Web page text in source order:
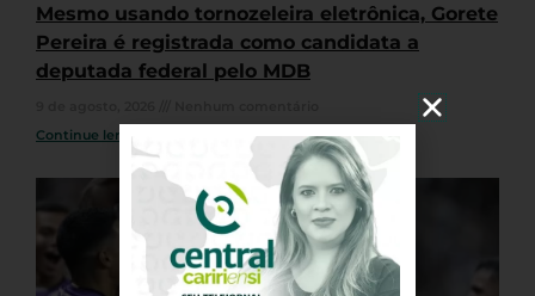
Mesmo usando tornozeleira eletrônica, Gorete
Pereira é registrada como candidata a
deputada federal pelo MDB
Continue lendo »